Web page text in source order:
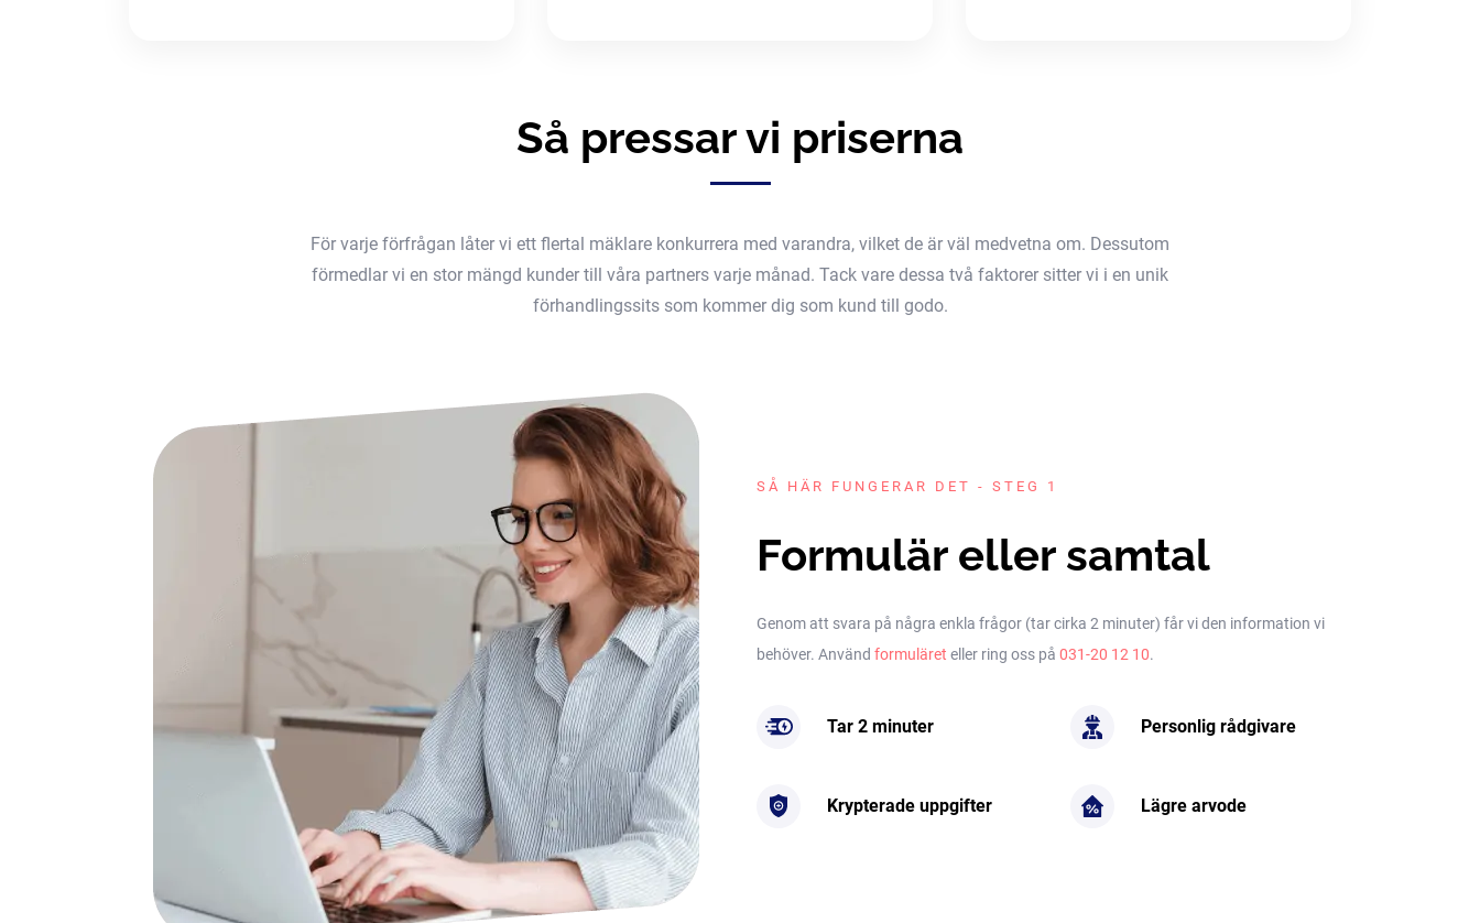
Så pressar vi priserna
För varje förfrågan låter vi ett flertal mäklare konkurrera med varandra, vilket de är väl medvetna om. Dessutom
förmedlar vi en stor mängd kunder till våra partners varje månad. Tack vare dessa två faktorer sitter vi i en unik
förhandlingssits som kommer dig som kund till godo.
SÅ HÄR FUNGERAR DET - STEG 1
Formulär eller samtal
Genom att svara på några enkla frågor (tar cirka 2 minuter) får vi den information vi
behöver. Använd formuläret eller ring oss på 031-20 12 10.
Tar 2 minuter Personlig rådgivare
Krypterade uppgifter Lägre arvode